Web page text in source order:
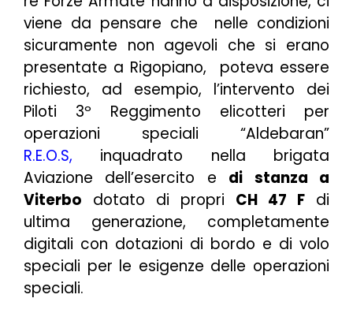
viene da pensare che nelle condizioni
sicuramente non agevoli che si erano
presentate a Rigopiano, poteva essere
richiesto, ad esempio, l’intervento dei
Piloti 3º Reggimento elicotteri per
operazioni speciali “Aldebaran”
R.E.O.S, inquadrato nella brigata
Aviazione dell’esercito e di stanza a
Viterbo dotato di propri CH 47 F di
ultima generazione, completamente
digitali con dotazioni di bordo e di volo
speciali per le esigenze delle operazioni
speciali.